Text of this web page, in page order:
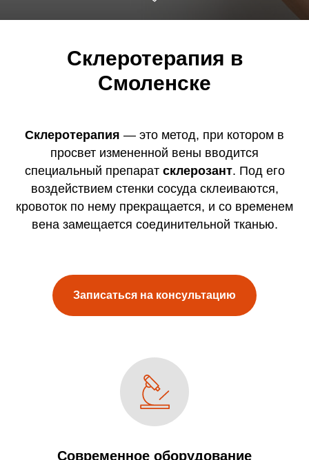
Склеротерапия в
Смоленске
Склеротерапия — это метод, при котором в
просвет измененной вены вводится
специальный препарат склерозант. Под его
воздействием стенки сосуда склеиваются,
кровоток по нему прекращается, и со временем
вена замещается соединительной тканью.
Записаться на консультацию
Современное оборудование